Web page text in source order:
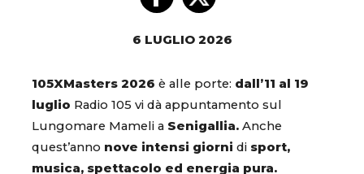
6 LUGLIO 2026
105XMasters 2026 è alle porte: dall’11 al 19
luglio Radio 105 vi dà appuntamento sul
Lungomare Mameli a Senigallia. Anche
quest’anno nove intensi giorni di sport,
musica, spettacolo ed energia pura.